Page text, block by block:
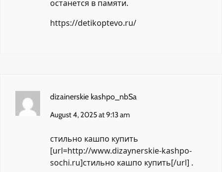
останется в памяти.
https://detikoptevo.ru/
dizainerskie kashpo_nbSa
August 4, 2025 at 9:13 am
стильно кашпо купить
[url=http://www.dizaynerskie-kashpo-
sochi.ru]стильно кашпо купить[/url] .